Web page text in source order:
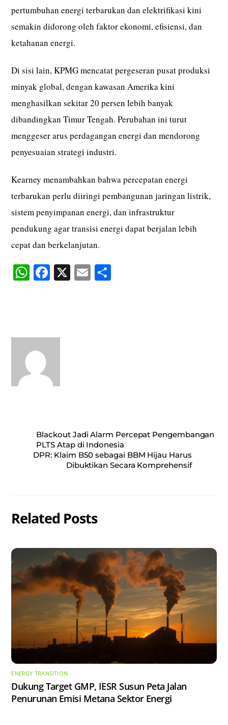
pertumbuhan energi terbarukan dan elektrifikasi kini
semakin didorong oleh faktor ekonomi, efisiensi, dan
ketahanan energi.
Di sisi lain, KPMG mencatat pergeseran pusat produksi
minyak global, dengan kawasan Amerika kini
menghasilkan sekitar 20 persen lebih banyak
dibandingkan Timur Tengah. Perubahan ini turut
menggeser arus perdagangan energi dan mendorong
penyesuaian strategi industri.
Kearney menambahkan bahwa percepatan energi
terbarukan perlu diiringi pembangunan jaringan listrik,
sistem penyimpanan energi, dan infrastruktur
pendukung agar transisi energi dapat berjalan lebih
cepat dan berkelanjutan.
W
pp
Fa X E
Blackout Jadi Alarm Percepat Pengembangan
PLTS Atap di Indonesia
DPR: Klaim B50 sebagai BBM Hijau Harus
Dibuktikan Secara Komprehensif
Related Posts
ENERGY TRANSITION
Dukung Target GMP, IESR Susun Peta Jalan
Penurunan Emisi Metana Sektor Energi